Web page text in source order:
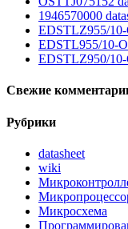
1946570000
EDSTLZ955/10-
EDSTL955/10-
EDSTLZ950/10-
Свежие
Рубрики
datasheet
wiki
Микросхема